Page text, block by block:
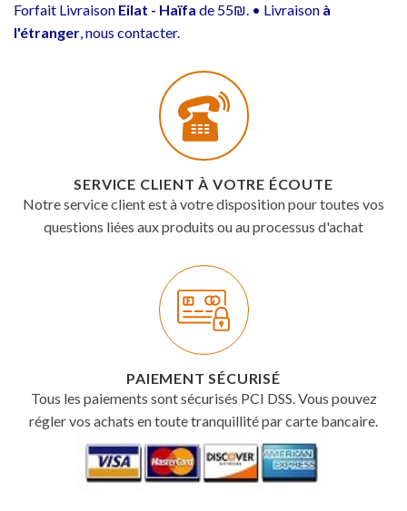
Forfait Livraison Eilat - Haïfa de 55₪. • Livraison à
l'étranger, nous contacter.
SERVICE CLIENT À VOTRE ÉCOUTE
Notre service client est à votre disposition pour toutes vos
questions liées aux produits ou au processus d'achat
PAIEMENT SÉCURISÉ
Tous les paiements sont sécurisés PCI DSS. Vous pouvez
régler vos achats en toute tranquillité par carte bancaire.